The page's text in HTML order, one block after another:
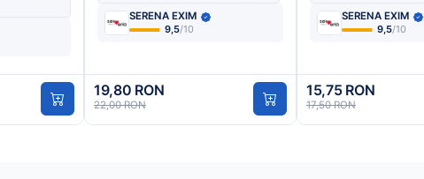
SERENA EXIM
9,5/10
19,80 RON
22,00 RON
SERENA EXIM
9,5/10
15,75 RON
17,50 RON